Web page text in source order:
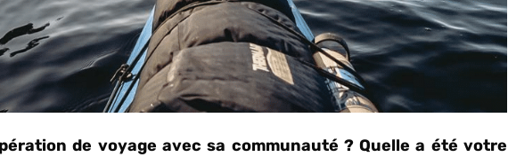
de voyage avec sa communauté ? Quelle a été votre